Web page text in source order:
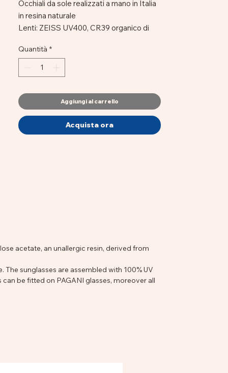
Occhiali da sole realizzati a mano in Italia
in resina naturale
Lenti: ZEISS UV400, CR39 organico di
Materiale
resina naturale, ipoallergenica. Telaio:
composto da cerniere flessibili in argento
Dimensioni:
48 mm x 22 mm x 140 mm
Quantità *
Aggiungi al carrello
Acquista ora
acetate, an unallergic resin, derived from
sunglasses are assembled with 100% UV
be fitted on PAGANI glasses, moreover all